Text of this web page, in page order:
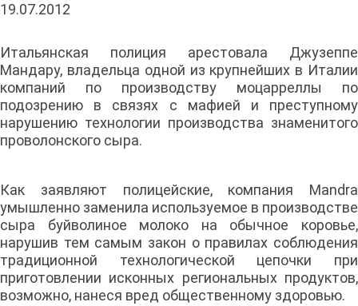
19.07.2012
Итальянская полиция арестовала Джузеппе
Мандару, владельца одной из крупнейших в Италии
компаний по производству моцарреллы по
подозрению в связях с мафией и преступному
нарушению технологии производства знаменитого
проволонского сыра.
Как заявляют полицейские, компания Mandra
умышленно заменила используемое в производстве
сыра буйволиное молоко на обычное коровье,
нарушив тем самым закон о правилах соблюдения
традиционной технологической цепочки при
приготовлении исконных региональных продуктов,
возможно, нанеся вред общественному здоровью.